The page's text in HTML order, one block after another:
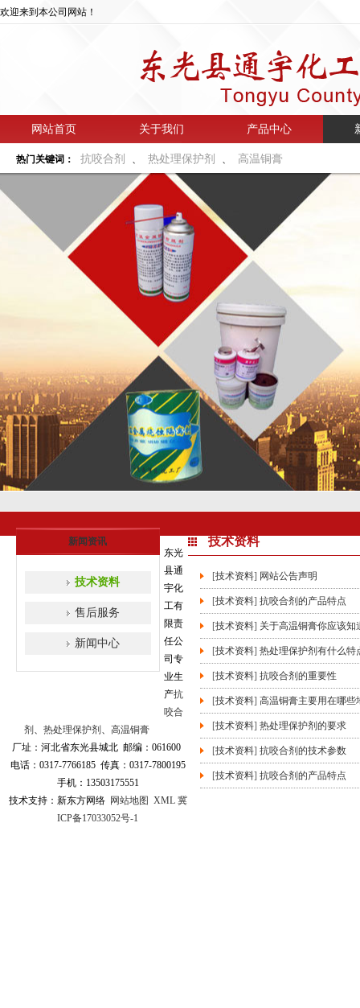
欢迎来到本公司网站！
网站首页 关于我们 产品中心
热门关键词： 抗咬合剂 、 热处理保护剂 、 高温铜膏
新闻资讯
技术资料
售后服务
新闻中心
技术资料
[技术资料] 网站公告声明
[技术资料] 抗咬合剂的产品特点
[技术资料] 关于高温铜膏你应该知
[技术资料] 热处理保护剂有什么特
[技术资料] 抗咬合剂的重要性
[技术资料] 高温铜膏主要用在哪些
[技术资料] 热处理保护剂的要求
[技术资料] 抗咬合剂的技术参数
[技术资料] 抗咬合剂的产品特点
产品中心 | 新闻中心
联系我们
东光
县通
宇化
工有
限责
任公
司专
业生
产抗
咬合
剂 、热处理保护剂 、高温铜膏
厂址：河北省东光县城北 邮编：061600
电话：0317-7766185 传真：0317-7800195
手机：13503175551
技术支持：新东方网络 网站地图 XML 冀
ICP备17033052号-1